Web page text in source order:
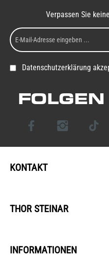
Verpassen Sie
Datenschutzerklärung
KONTAKT
THOR STEINAR
INFORMATIONEN